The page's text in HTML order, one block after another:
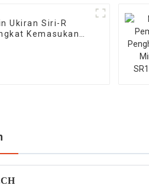
Ukiran Siri-R
Kemasukan